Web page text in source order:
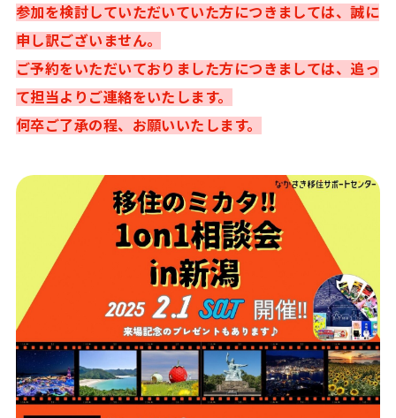
参加を検討していただいていた方につきましては、誠に
申し訳ございません。
ご予約をいただいておりました方につきましては、追っ
て担当よりご連絡をいたします。
何卒ご了承の程、お願いいたします。